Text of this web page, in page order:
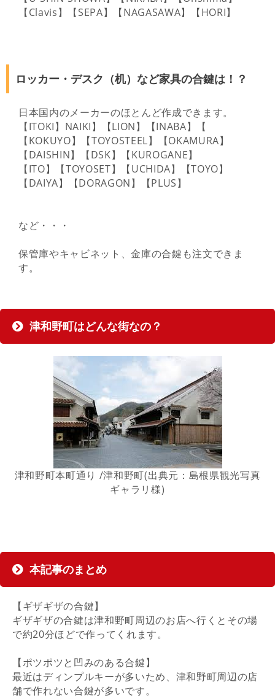
【Clavis】【SEPA】【NAGASAWA】【HORI】
ロッカー・デスク（机）など家具の合鍵は！？
日本国内のメーカーのほとんど作成できます。
【ITOKI】NAIKI】【LION】【INABA】【
【KOKUYO】【TOYOSTEEL】【OKAMURA】
【DAISHIN】【DSK】【KUROGANE】
【ITO】【TOYOSET】【UCHIDA】【TOYO】
【DAIYA】【DORAGON】【PLUS】
など・・・
保管庫やキャビネット、金庫の合鍵も注文できま
す。
津和野町はどんな街なの？
津和野町本町通り /津和野町(出典元：島根県観光写真
ギャラリ様)
本記事のまとめ
【ギザギザの合鍵】
ギザギザの合鍵は津和野町周辺のお店へ行くとその場
で約20分ほどで作ってくれます。
【ポツポツと凹みのある合鍵】
最近はディンプルキーが多いため、津和野町周辺の店
舗で作れない合鍵が多いです。